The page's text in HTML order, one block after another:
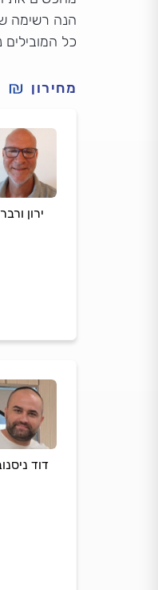
הנה רשימה
כל
מחירון
ירון ורבר
דוד